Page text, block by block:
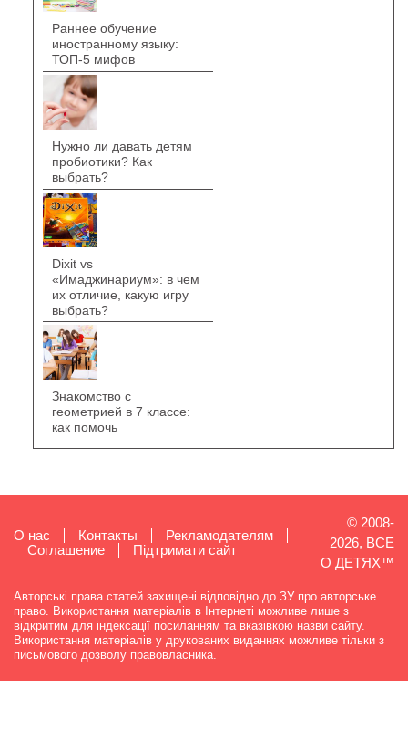
Раннее обучение
иностранному языку:
ТОП-5 мифов
Нужно ли давать детям
пробиотики? Как
выбрать?
Dixit vs
«Имаджинариум»: в чем
их отличие, какую игру
выбрать?
Знакомство с
геометрией в 7 классе:
как помочь
О нас Контакты
Рекламодателям
Cоглашение
Підтримати сайт
© 2008-
2026, ВСЕ
О ДЕТЯХ™
Авторські права статей захищені відповідно до ЗУ про авторське
право. Використання матеріалів в Інтернеті можливе лише з
відкритим для індексації посиланням та вказівкою назви сайту.
Використання матеріалів у друкованих виданнях можливе тільки з
письмового дозволу правовласника.